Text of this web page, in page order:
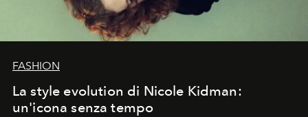
FASHION
La style evolution di Nicole Kidman:
un'icona senza tempo